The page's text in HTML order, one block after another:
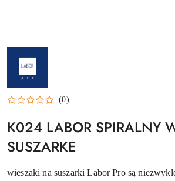
PRODUCENTA:
LABOR
PRO
(0)
K024 LABOR SPIRALNY
SUSZARKE
wieszaki na suszarki Labor Pro są